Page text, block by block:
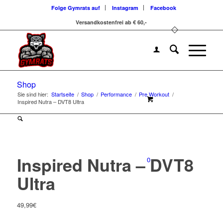
Folge Gymrats auf Instagram
Facebook
Versandkostenfrei ab € 60,-
0
Shop
Sie sind hier: Startseite / Shop / Performance / Pre Workout /
Inspired Nutra – DVT8 Ultra
Inspired Nutra – DVT8
Ultra
49,99€